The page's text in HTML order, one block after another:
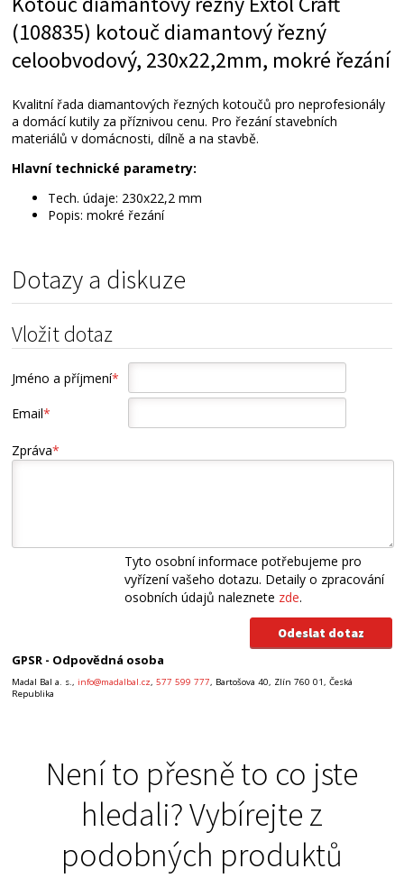
(108835) kotouč diamantový řezný
celoobvodový, 230x22,2mm, mokré řezání
Kvalitní řada diamantových řezných kotoučů pro neprofesionály
a domácí kutily za příznivou cenu. Pro řezání stavebních
materiálů v domácnosti, dílně a na stavbě.
Hlavní technické parametry:
Tech. údaje: 230x22,2 mm
Popis: mokré řezání
Dotazy a diskuze
Vložit dotaz
Jméno a příjmení*
Email*
Zpráva*
Tyto osobní informace potřebujeme pro
vyřízení vašeho dotazu. Detaily o zpracování
osobních údajů naleznete zde.
GPSR - Odpovědná osoba
Madal Bal a. s., info@madalbal.cz,577 599 777, Bartošova 40, Zlín 760 01, Česká
Republika
Není to přesně to co jste
hledali? Vybírejte z
podobných produktů